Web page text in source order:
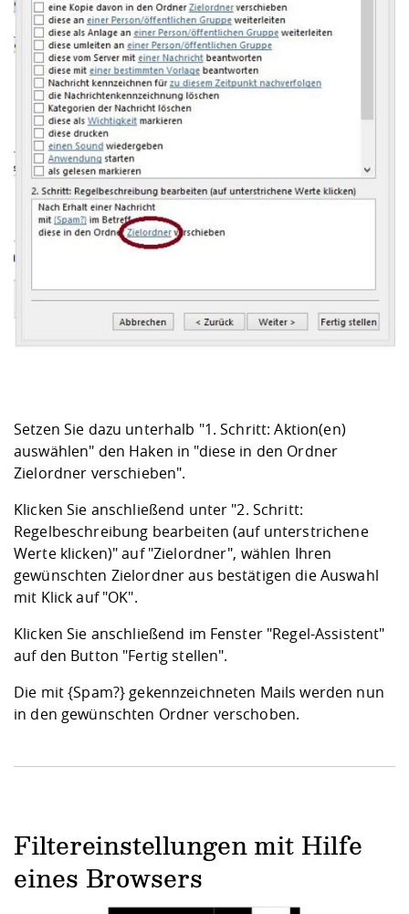
Setzen Sie dazu unterhalb "1. Schritt: Aktion(en)
auswählen" den Haken in "diese in den Ordner
Zielordner verschieben".
Klicken Sie anschließend unter "2. Schritt:
Regelbeschreibung bearbeiten (auf unterstrichene
Werte klicken)" auf "Zielordner", wählen Ihren
gewünschten Zielordner aus bestätigen die Auswahl
mit Klick auf "OK".
Klicken Sie anschließend im Fenster "Regel-Assistent"
auf den Button "Fertig stellen".
Die mit {Spam?} gekennzeichneten Mails werden nun
in den gewünschten Ordner verschoben.
Filtereinstellungen mit Hilfe
eines Browsers